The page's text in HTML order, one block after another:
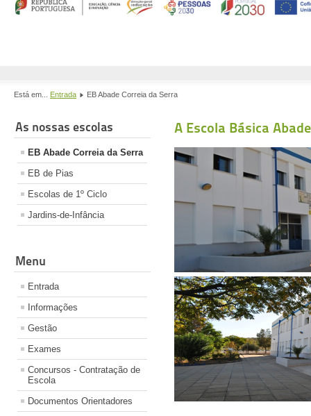
Está em... Entrada EB Abade Correia da Serra
As nossas escolas
EB Abade Correia da Serra
EB de Pias
Escolas de 1º Ciclo
Jardins-de-Infância
Menu
Entrada
Informações
Gestão
Exames
Concursos - Contratação de
Escola
Documentos Orientadores
A Escola Básica